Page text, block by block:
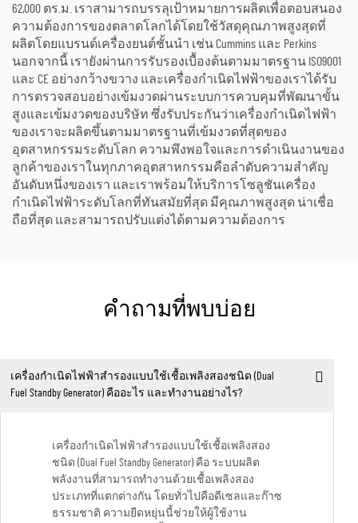
62,000 ตร.ม. เราสามารถบรรลุเป้าหมายการผลิตเพื่อตอบสนอง
ความต้องการของตลาดโลกได้โดยใช้วัสดุคุณภาพสูงสุดที่
ผลิตโดยแบรนด์เครื่องยนต์ชั้นนำ เช่น Cummins และ Perkins
นอกจากนี้ เรายังผ่านการรับรองเบื้องต้นตามมาตรฐาน ISO9001
และ CE อย่างกว้างขวาง และเครื่องกำเนิดไฟฟ้าของเราได้รับ
การตรวจสอบอย่างเข้มงวดผ่านระบบการควบคุมที่พัฒนาขั้น
สูงและเข้มงวดของบริษัท ซึ่งรับประกันว่าเครื่องกำเนิดไฟฟ้า
ของเราจะผลิตขึ้นตามมาตรฐานที่เข้มงวดที่สุดของ
อุตสาหกรรมระดับโลก ความพึงพอใจและการดำเนินงานของ
ลูกค้าของเราในทุกภาคอุตสาหกรรมคือลำดับความสำคัญ
อันดับหนึ่งของเรา และเราพร้อมให้บริการโซลูชันเครื่อง
กำเนิดไฟฟ้าระดับโลกที่ทันสมัยที่สุด มีคุณภาพสูงสุด น่าเชื่อ
ถือที่สุด และสามารถปรับแต่งได้ตามความต้องการ
คำถามที่พบบ่อย
เครื่องกำเนิดไฟฟ้าสำรองแบบใช้เชื้อเพลิงสองชนิด (Dual
Fuel Standby Generator) คืออะไร และทำงานอย่างไร?
เครื่องกำเนิดไฟฟ้าสำรองแบบใช้เชื้อเพลิงสอง
ชนิด (Dual Fuel Standby Generator) คือ ระบบผลิต
พลังงานที่สามารถทำงานด้วยเชื้อเพลิงสอง
ประเภทที่แตกต่างกัน โดยทั่วไปคือดีเซลและก๊าซ
ธรรมชาติ ความยืดหยุ่นนี้ช่วยให้ผู้ใช้งาน